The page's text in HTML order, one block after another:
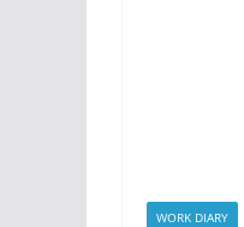
WORK DIARY